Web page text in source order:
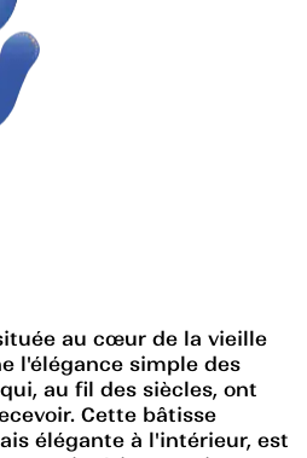
au cœur de la vieille
l'élégance simple des
au fil des siècles, ont
Cette bâtisse
élégante à l'intérieur, est